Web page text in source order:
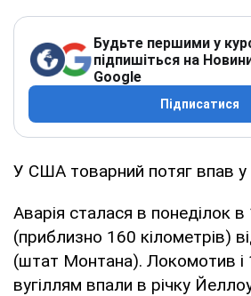
Будьте першими у
підпишіться на
Google
Підписатися
У США товарний потяг впав у
Аварія сталася в понеділок
(приблизно 160 кілометрів)
(штат Монтана). Локомотив і
вугіллям впали в річку